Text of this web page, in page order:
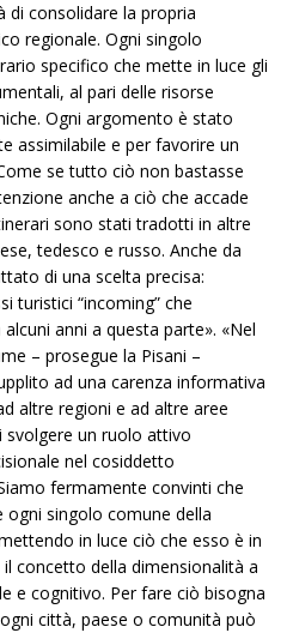
di consolidare la propria
regionale. Ogni singolo
specifico che mette in luce gli
al pari delle risorse
Ogni argomento è stato
assimilabile e per favorire un
se tutto ciò non bastasse
anche a ciò che accade
sono stati tradotti in altre
tedesco e russo. Anche da
di una scelta precisa:
turistici “incoming” che
anni a questa parte». «Nel
– prosegue la Pisani –
ad una carenza informativa
altre regioni e ad altre aree
svolgere un ruolo attivo
nel cosiddetto
fermamente convinti che
ogni singolo comune della
in luce ciò che esso è in
concetto della dimensionalità a
e cognitivo. Per fare ciò bisogna
città, paese o comunità può